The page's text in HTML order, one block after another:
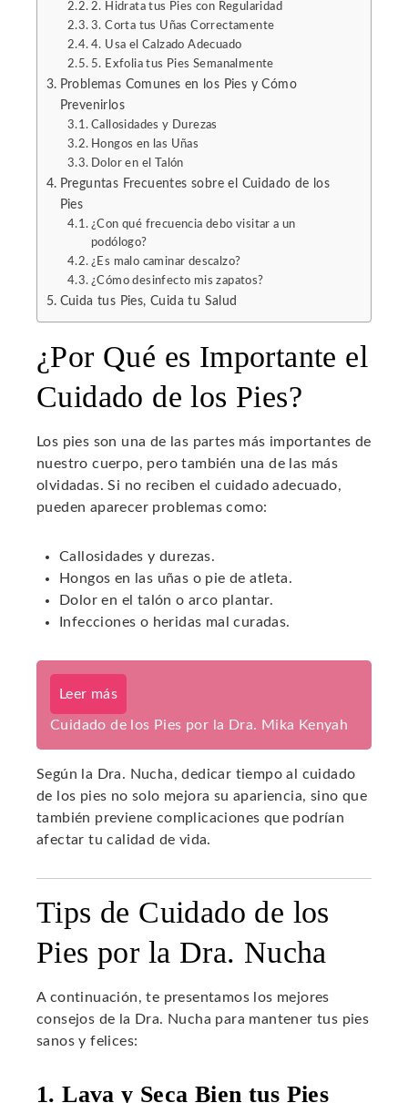
2. Hidrata tus Pies con Regularidad
3. Corta tus Uñas Correctamente
4. Usa el Calzado Adecuado
5. Exfolia tus Pies Semanalmente
Problemas Comunes en los Pies y Cómo
Prevenirlos
Callosidades y Durezas
Hongos en las Uñas
Dolor en el Talón
Preguntas Frecuentes sobre el Cuidado de los
Pies
¿Con qué frecuencia debo visitar a un
podólogo?
¿Es malo caminar descalzo?
¿Cómo desinfecto mis zapatos?
Cuida tus Pies, Cuida tu Salud
¿Por Qué es Importante el
Cuidado de los Pies?
Los pies son una de las partes más importantes de
nuestro cuerpo, pero también una de las más
olvidadas. Si no reciben el cuidado adecuado,
pueden aparecer problemas como:
Callosidades y durezas.
Hongos en las uñas o pie de atleta.
Dolor en el talón o arco plantar.
Infecciones o heridas mal curadas.
Leer más
Cuidado de los Pies por la Dra. Mika Kenyah
Según la Dra. Nucha, dedicar tiempo al cuidado
de los pies no solo mejora su apariencia, sino que
también previene complicaciones que podrían
afectar tu calidad de vida.
Tips de Cuidado de los
Pies por la Dra. Nucha
A continuación, te presentamos los mejores
consejos de la Dra. Nucha para mantener tus pies
sanos y felices:
1. Lava y Seca Bien tus Pies